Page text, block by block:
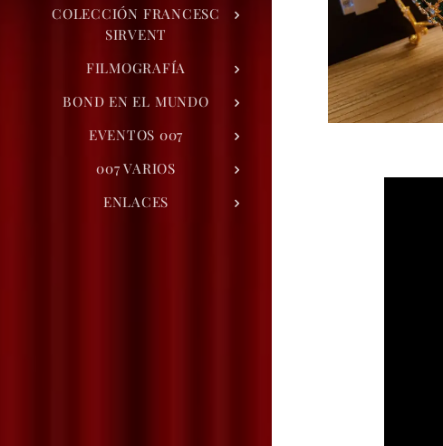
COLECCIÓN FRANCESC
SIRVENT
FILMOGRAFÍA
BOND EN EL MUNDO
EVENTOS 007
007 VARIOS
ENLACES